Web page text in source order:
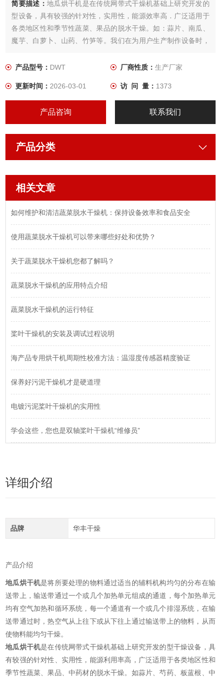
简要描述： 地瓜烘干机是在传统网带式干燥机基础上研究开发的
型设备，具有较强的针对性，实用性，能源效率高．广泛适用于
各类地区性和季节性蔬菜、果品的脱水干燥。如：蒜片、南瓜、
魔芋、白萝卜、山药、竹笋等。我们在为用户生产制作设备时，
经验，为用户设计制作出Z适用．品质Z佳的蔬菜干燥设备。
产品型号： DWT 厂商性质： 生产厂家
更新时间：2026-03-01 访 问 量： 1373
产品咨询 联系我们
产品分类
相关文章
如何维护和清洁蔬菜脱水干燥机：保持设备效率和食品安全
使用蔬菜脱水干燥机可以带来哪些好处和优势？
关于蔬菜脱水干燥机您都了解吗？
蔬菜脱水干燥机的应用特点介绍
蔬菜脱水干燥机的运行特征
桨叶干燥机的安装及调试过程说明
海产品专用烘干机周期性校准方法：温湿度传感器精度验证
保养好污泥干燥机才是硬道理
电镀污泥桨叶干燥机的实用性
学会这些，您也是双轴桨叶干燥机“维修员”
详细介绍
品牌 华丰干燥
产品介绍
+
地瓜烘干机是将所要处理的物料通过适当的辅料机构均匀的分布在输
送带上，输送带通过一个或几个加热单元组成的通道，每个加热单元
均有空气加热和循环系统，每一个通道有一个或几个排湿系统，在输
送带通过时，热空气从上往下或从下往上通过输送带上的物料，从而
使物料能均匀干燥。
地瓜烘干机是在传统网带式干燥机基础上研究开发的型干燥设备，具
有较强的针对性、实用性，能源利用率高，广泛适用于各类地区性和
季节性蔬菜、果品、中药材的脱水干燥。如蒜片、芍药、板蓝根、中